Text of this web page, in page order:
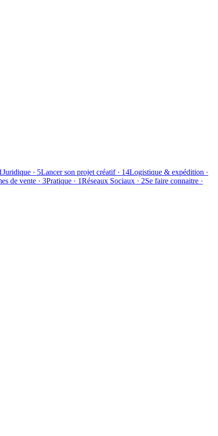
Juridique · 5Lancer son projet créatif · 14Logistique & expédition ·
de vente · 3Pratique · 1Réseaux Sociaux · 2Se faire connaitre ·